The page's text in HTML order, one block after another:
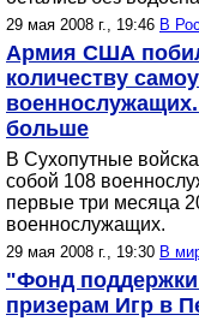
29 мая 2008 г., 19:46 В
Армия США
количеству
больше
В Сухопутные
собой 108
первые три месяца
военнослужащих.
29 мая 2008 г., 19:30 В
"Фонд
призерам Игр в